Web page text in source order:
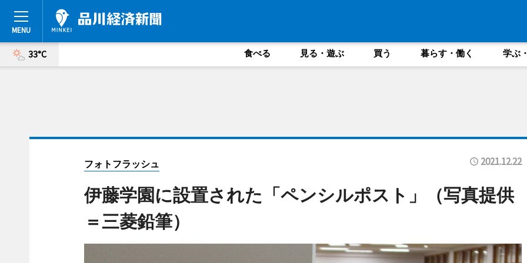
33°C 食べる 見る・遊ぶ 買う 暮らす・働く 学ぶ
フォトフラッシュ 2021.12.22
伊藤学園に設置された「ペンシルポスト」（写真提供
＝三菱鉛筆）